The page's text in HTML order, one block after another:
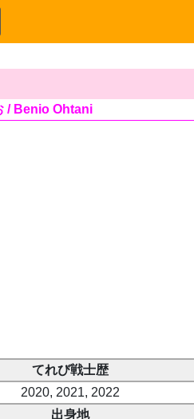
/ Benio Ohtani
てれび戦士歴
2020, 2021, 2022
出身地